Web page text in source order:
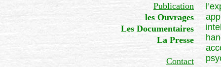
Publication
les Ouvrages
Les Documentaires
La Presse
Contact